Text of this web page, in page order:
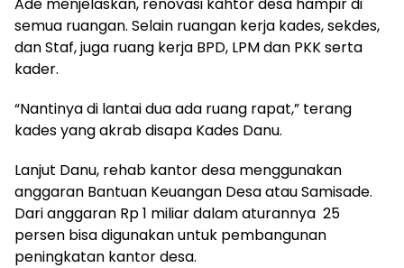
semua ruangan. Selain ruangan kerja kades, sekdes,
dan Staf, juga ruang kerja BPD, LPM dan PKK serta
kader.
“Nantinya di lantai dua ada ruang rapat,” terang
kades yang akrab disapa Kades Danu.
Lanjut Danu, rehab kantor desa menggunakan
anggaran Bantuan Keuangan Desa atau Samisade.
Dari anggaran Rp 1 miliar dalam aturannya 25
persen bisa digunakan untuk pembangunan
peningkatan kantor desa.